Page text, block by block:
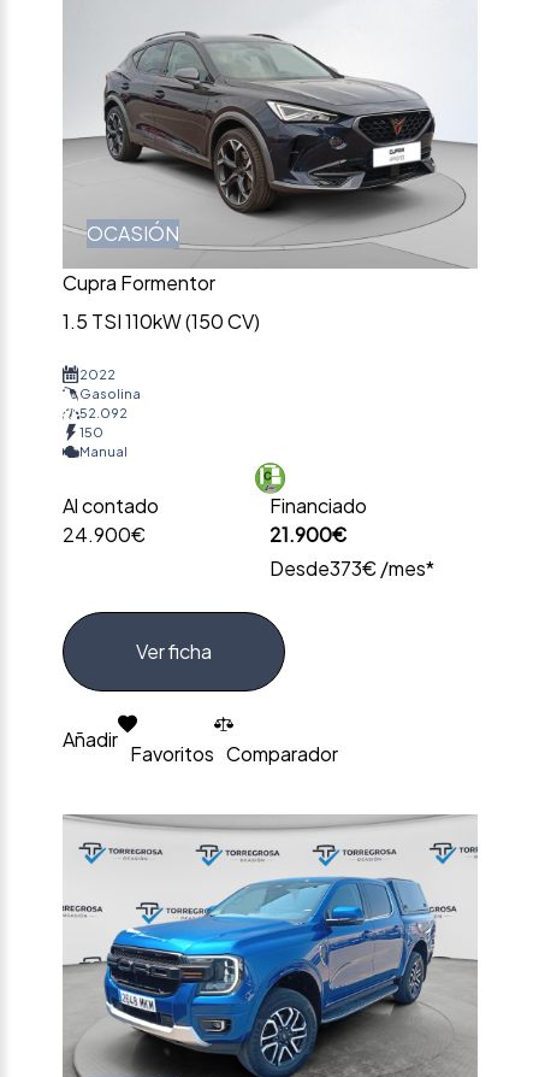
OCASIÓN
Cupra Formentor
1.5 TSI 110kW (150 CV)
2022
Gasolina
52.092
150
Manual
Al contado
24.900€
Financiado
21.900€
Desde373€ /mes*
Ver ficha
Añadir
Favoritos Comparador